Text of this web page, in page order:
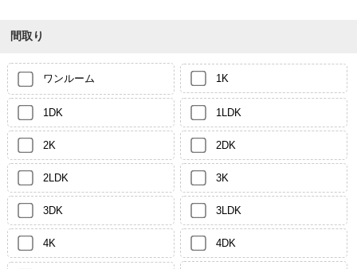
間取り
ワンルーム 1K
1DK 1LDK
2K 2DK
2LDK 3K
3DK 3LDK
4K 4DK